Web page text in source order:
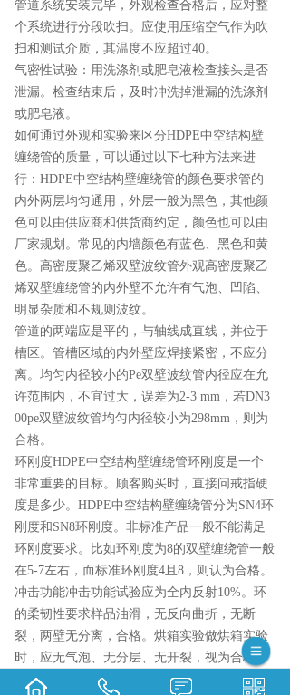
管道系统安装完毕，外观检查合格后，应对整
个系统进行分段吹扫。应使用压缩空气作为吹
扫和测试介质，其温度不应超过40。
气密性试验：用洗涤剂或肥皂液检查接头是否
泄漏。检查结束后，及时冲洗掉泄漏的洗涤剂
或肥皂液。
如何通过外观和实验来区分HDPE中空结构壁
缠绕管的质量，可以通过以下七种方法来进
行：HDPE中空结构壁缠绕管的颜色要求管的
内外两层均匀通用，外层一般为黑色，其他颜
色可以由供应商和供货商约定，颜色也可以由
厂家规划。常见的内墙颜色有蓝色、黑色和黄
色。高密度聚乙烯双壁波纹管外观高密度聚乙
烯双壁缠绕管的内外壁不允许有气泡、凹陷、
明显杂质和不规则波纹。
管道的两端应是平的，与轴线成直线，并位于
槽区。管槽区域的内外壁应焊接紧密，不应分
离。均匀内径较小的Pe双壁波纹管内径应在允
许范围内，不宜过大，误差为2-3 mm，若DN3
00pe双壁波纹管均匀内径较小为298mm，则为
合格。
环刚度HDPE中空结构壁缠绕管环刚度是一个
非常重要的目标。顾客购买时，直接问戒指硬
度是多少。HDPE中空结构壁缠绕管分为SN4环
刚度和SN8环刚度。非标准产品一般不能满足
环刚度要求。比如环刚度为8的双壁缠绕管一般
在5-7左右，而标准环刚度4且8，则认为合格。
冲击功能冲击功能试验应为全内反射10%。环
的柔韧性要求样品油滑，无反向曲折，无断
裂，两壁无分离，合格。烘箱实验做烘箱实验
时，应无气泡、无分层、无开裂，视为合格产
品。